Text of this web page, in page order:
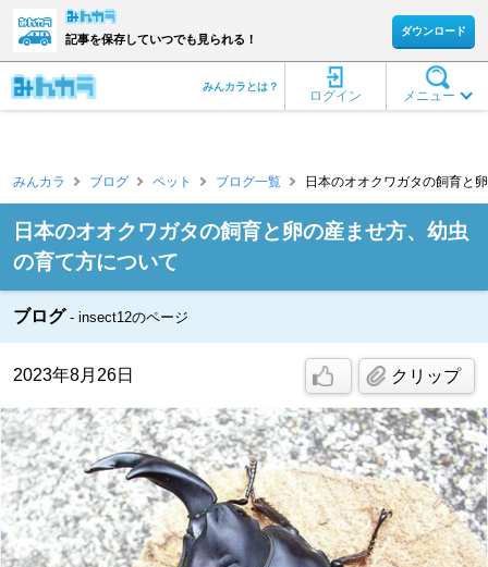
記事を保存していつでも見られる！
ダウンロード
メニュー
ログイン
みんカラとは？
みんカラ ブログ ペット ブログ一覧 日本のオオクワガタの飼育と
日本のオオクワガタの飼育と卵の産ませ方、幼虫
の育て方について
ブログ insect12のページ
2023年8月26日 クリップ